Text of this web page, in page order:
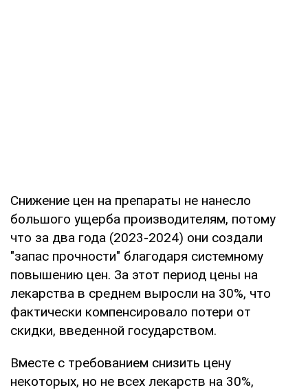
Снижение цен на препараты не нанесло
большого ущерба производителям, потому
что за два года (2023-2024) они создали
"запас прочности" благодаря системному
повышению цен. За этот период цены на
лекарства в среднем выросли на 30%, что
фактически компенсировало потери от
скидки, введенной государством.
Вместе с требованием снизить цену
некоторых, но не всех лекарств на 30%,